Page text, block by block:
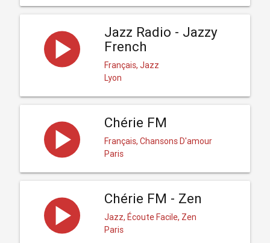
Jazz Radio - Jazzy
French
Français, Jazz
Lyon
Chérie FM
Français, Chansons D'amour
Paris
Chérie FM - Zen
Jazz, Écoute Facile, Zen
Paris